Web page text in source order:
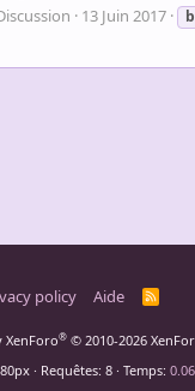
13 Juin 2017
policy Aide
R
® © 2010-2026
Requêtes 8 Temps